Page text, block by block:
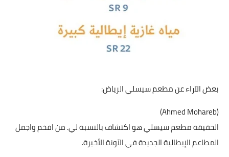
بعض الآراء عن مطعم سيسلي الرياض:
(Ahmed Mohareb)
الحقيقة مطعم سيسلي هو اكتشاف بالنسبة لي. من افخم واجمل
المطاعم الإيطالية الجديدة في الآونة الأخيرة.